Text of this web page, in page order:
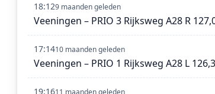
18:129 maanden geleden
Veeningen – PRIO 3 Rijksweg A28 R
17:1410 maanden geleden
Veeningen – PRIO 1 Rijksweg A28 L 126,3
19:16